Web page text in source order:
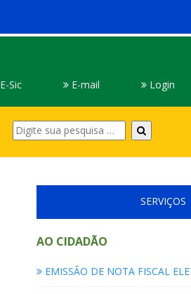
E-Sic E-mail Login
Digite
sua
pesquisa
SERVIÇOS
AO CIDADÃO
EMISSÃO DE NOTA FISCAL